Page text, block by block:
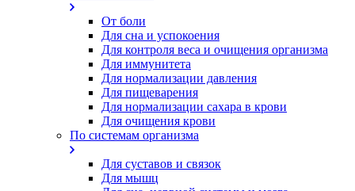
От боли
Для сна и успокоения
Для контроля веса и очищения организма
Для иммунитета
Для нормализации давления
Для пищеварения
Для нормализации сахара в крови
Для очищения крови
По системам организма
Для суставов и связок
Для мышц